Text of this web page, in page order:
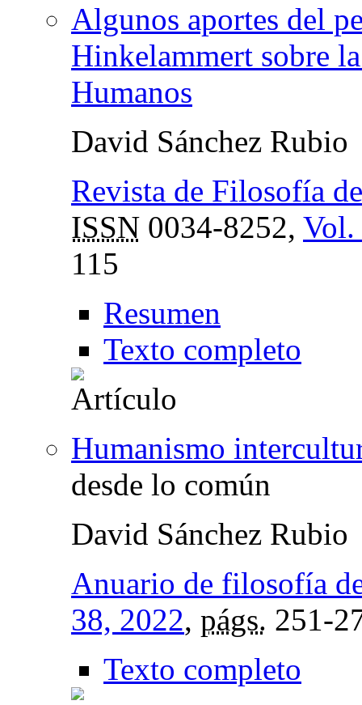
Algunos aportes del
Hinkelammert sobre
Humanos
David Sánchez Rubio
Revista de Filosofía
ISSN 0034-8252, Vol.
115
Resumen
Texto completo
Humanismo
desde lo común
David Sánchez Rubio
Anuario de filosofía
38, 2022, págs. 251-
Texto completo